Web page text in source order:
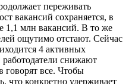
переживать
вакансий сохраняется, в
1,1 млн вакансий. В то же
ощутимо отстают. Сейчас
4 активных
работодатели снижают
говорят все. Чтобы
что конкретно удерживает